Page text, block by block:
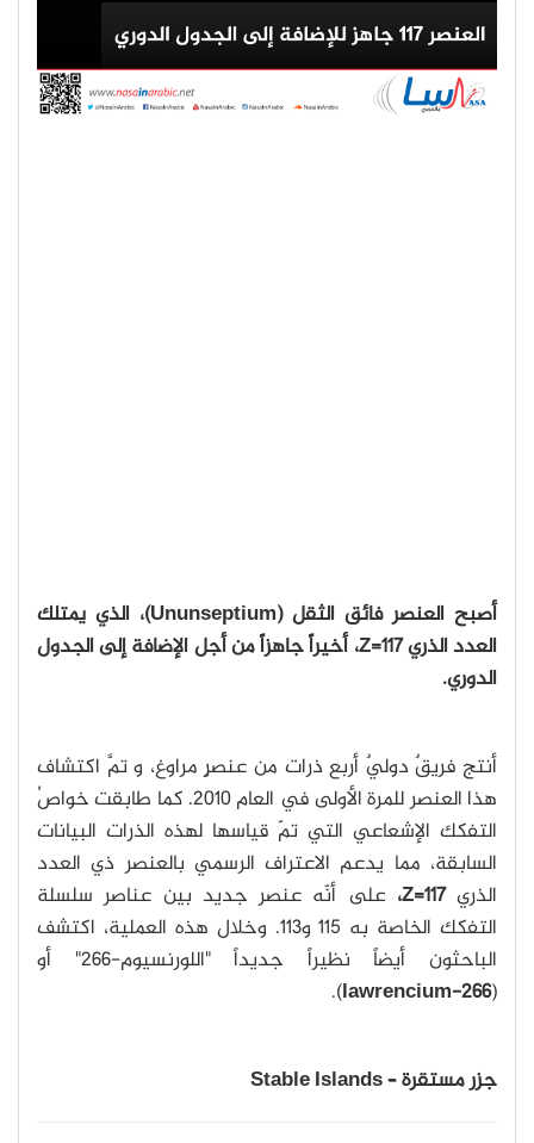
أصبح العنصر فائق الثقل (Ununseptium)، الذي يمتلك
العدد الذري Z=117، أخيراً جاهزاً من أجل الإضافة إلى الجدول
الدوري.
أنتج فريقٌ دوليٌ أربع ذرات من عنصرٍ مراوغ، و تمَّ اكتشاف
هذا العنصر للمرة الأولى في العام 2010. كما طابقت خواصُ
التفكك الإشعاعي التي تمّ قياسها لهذه الذرات البيانات
السابقة، مما يدعم الاعتراف الرسمي بالعنصر ذي العدد
الذريZ=117، على أنّه عنصر جديد بين عناصر سلسلة
التفكك الخاصة به 115 و113. وخلال هذه العملية، اكتشف
الباحثون أيضاً نظيراً جديداً "اللورنسيوم-266" أو
(
lawrencium-266
).
جزر مستقرة – Stable Islands